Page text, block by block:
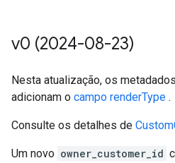
v0 (2024-08-23)
Nesta atualização, os
adicionam o campo renderType .
Consulte os detalhes de
Um novo owner_customer_id